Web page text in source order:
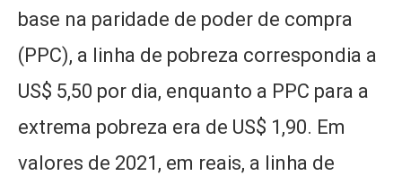
base na paridade de poder de compra
(PPC), a linha de pobreza correspondia a
US$ 5,50 por dia, enquanto a PPC para a
extrema pobreza era de US$ 1,90. Em
valores de 2021, em reais, a linha de